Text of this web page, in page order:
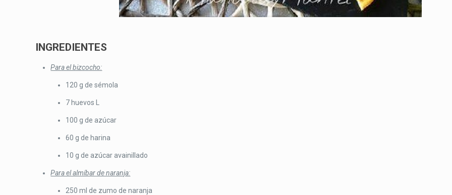
INGREDIENTES
Para el bizcocho:
120 g de sémola
7 huevos L
100 g de azúcar
60 g de harina
10 g de azúcar avainillado
Para el almíbar de naranja:
250 ml de zumo de naranja